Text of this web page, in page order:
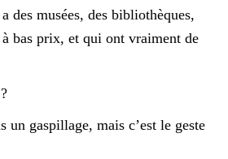
des musées, des bibliothèques,
bas prix, et qui ont vraiment de
un gaspillage, mais c’est le geste